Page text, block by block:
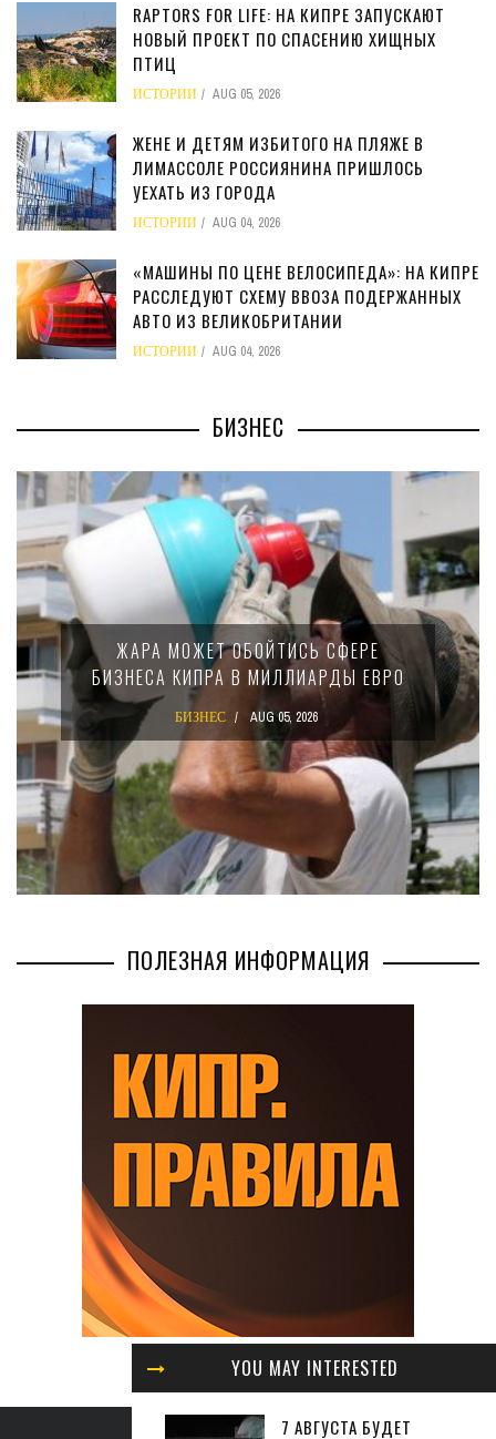
YOU MAY INTERESTED
7 АВГУСТА БУДЕТ
RAPTORS FOR LIFE: НА КИПРЕ ЗАПУСКАЮТ
НОВЫЙ ПРОЕКТ ПО СПАСЕНИЮ ХИЩНЫХ
ПТИЦ
ИСТОРИИ AUG 05, 2026
ЖЕНЕ И ДЕТЯМ ИЗБИТОГО НА ПЛЯЖЕ В
ЛИМАССОЛЕ РОССИЯНИНА ПРИШЛОСЬ
УЕХАТЬ ИЗ ГОРОДА
ИСТОРИИ AUG 04, 2026
«МАШИНЫ ПО ЦЕНЕ ВЕЛОСИПЕДА»: НА КИПРЕ
РАССЛЕДУЮТ СХЕМУ ВВОЗА ПОДЕРЖАННЫХ
АВТО ИЗ ВЕЛИКОБРИТАНИИ
ИСТОРИИ AUG 04, 2026
БИЗНЕС
МИНФИН КИПРА ПЕРЕПИСАЛ ЗАКОН О
15-ПРОЦЕНТНОМ НАЛОГЕ ДЛЯ
КРУПНЫХ МЕЖДУНАРОДНЫХ
КОМПАНИЙ
БИЗНЕС AUG 02, 2026
ПОЛЕЗНАЯ ИНФОРМАЦИЯ